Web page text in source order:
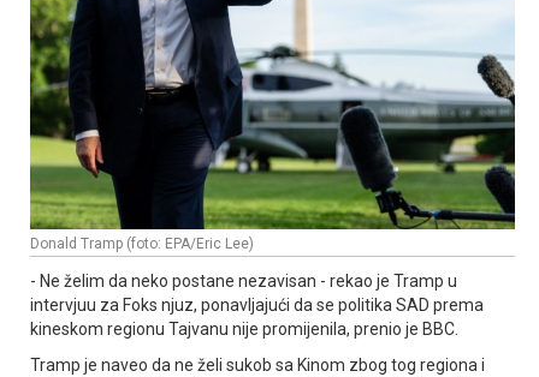
Donald Tramp (foto: EPA/Eric Lee)
- Ne želim da neko postane nezavisan - rekao je Tramp u
intervjuu za Foks njuz, ponavljajući da se politika SAD prema
kineskom regionu Tajvanu nije promijenila, prenio je BBC.
Tramp je naveo da ne želi sukob sa Kinom zbog tog regiona i